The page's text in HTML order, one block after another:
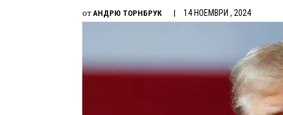
от АНДРЮ ТОРНБРУК 14 НОЕМВРИ , 2024